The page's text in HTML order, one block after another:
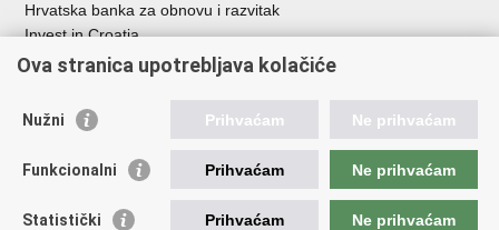
Hrvatska banka za obnovu i razvitak
Invest in Croatia
Europska banka za obnovu i razvoj
Središnja agencija za financiranje i ugovaranje
Institucije i javne ustanove u nadležnosti
Ministarstva
Agencija za ugljikovodike
Ova stranica upotrebljava kolačiće
Nužni Prihvaćam Ne prihvaćam
Funkcionalni Prihvaćam Ne prihvaćam
Statistički Prihvaćam Ne prihvaćam